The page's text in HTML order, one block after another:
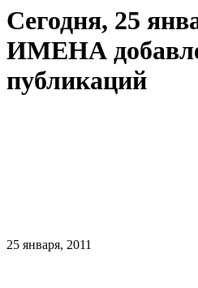
Сегодня, 25
ИМЕНА
публикаций
25 января, 2011